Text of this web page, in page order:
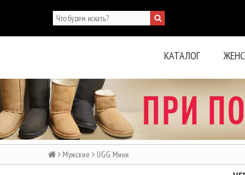
КАТАЛОГ
Мужские UGG Мини